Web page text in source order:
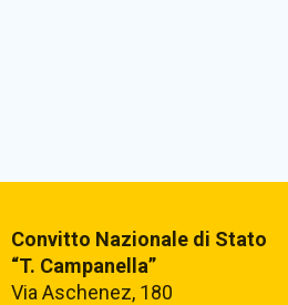
Convitto Nazionale di Stato
“T. Campanella”
Via Aschenez, 180